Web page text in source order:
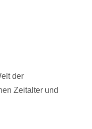
der
Zeitalter und